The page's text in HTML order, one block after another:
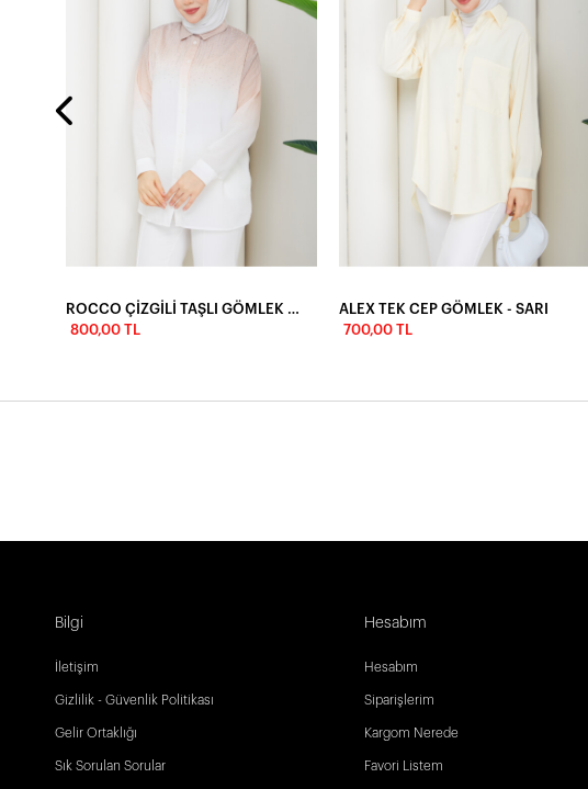
ROCCO ÇİZGİLİ TAŞLI GÖMLEK - VİZON
800,00 TL
ALEX TEK CEP GÖMLEK - SARI
700,00 TL
Bilgi
İletişim
Gizlilik - Güvenlik Politikası
Gelir Ortaklığı
Sık Sorulan Sorular
Hesabım
Hesabım
Siparişlerim
Kargom Nerede
Favori Listem